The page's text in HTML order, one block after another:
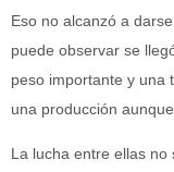
Eso no alcanzó a
puede observar se
peso importante y una
una producción
La lucha entre ellas